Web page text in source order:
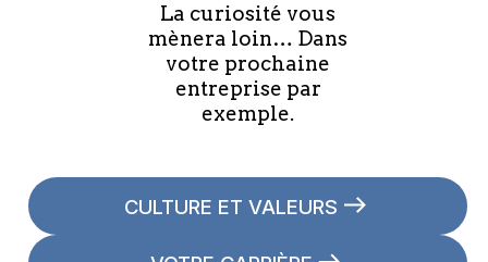
La curiosité vous
mènera loin… Dans
votre prochaine
entreprise par
exemple.
CULTURE ET VALEURS